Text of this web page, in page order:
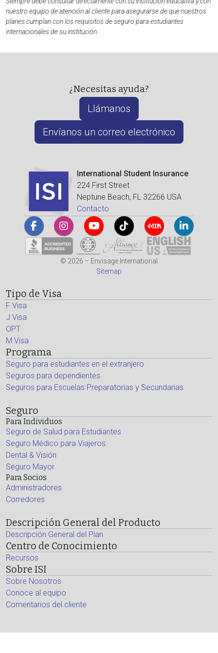
nuestro equipo de atención al cliente para asegurarse de que nuestros
planes cumplan con los requisitos de seguro para estudiantes
internacionales de su institución.
¿Necesitas ayuda?
Llámanos
Envíanos un correo electrónico
International Student Insurance
224 First Street
Neptune Beach, FL 32266 USA
Contacto
© 2026 – Envisage International
Sitemap
Tipo de Visa
F Visa
J Visa
OPT
M Visa
Programa
Seguro para estudiantes en el extranjero
Seguros para dependientes
Seguros para Escuelas Preparatorias y Secundarias
Seguro
Para Individuos
Seguro de Salud para Estudiantes
Seguro Médico para Viajeros
Dental & Visión
Seguro Mayor
Para Socios
Administradores
Corredores
Descripción General del Producto
Descripción General del Plan
Centro de Conocimiento
Recursos
Sobre ISI
Sobre Nosotros
Conoce al equipo
Comentarios del cliente